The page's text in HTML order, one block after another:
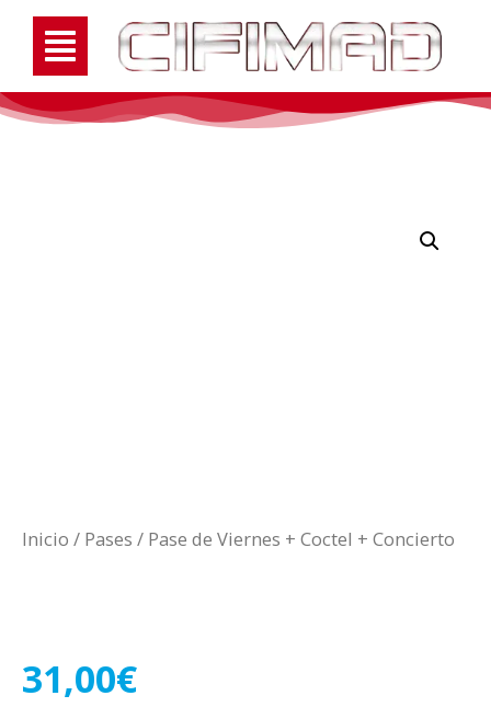
Inicio / Pases / ​Pase de Viernes + Coctel + Concierto
31,00€